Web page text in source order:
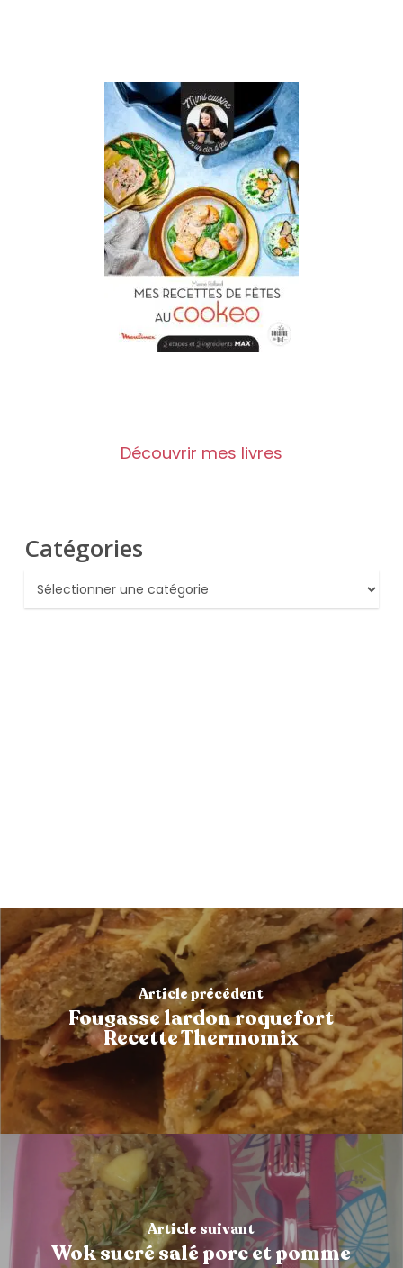
Découvrir mes livres
Catégories
Catégories
Article précédent
Fougasse lardon roquefort
Recette Thermomix
Article suivant
Wok sucré salé porc et pomme